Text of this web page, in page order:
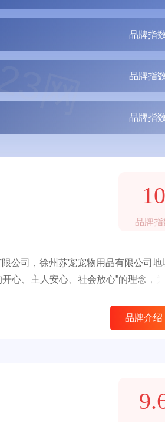
品牌指
品牌指
品牌指
10
品牌指
公司，徐州苏宠宠物用品有限公司地
心、主人安心、社会放心”的理念，
品牌介绍
网